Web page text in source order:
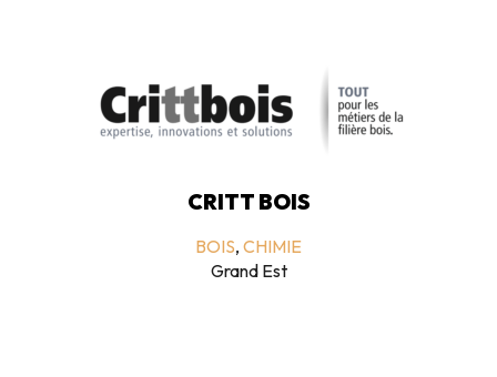
CRITT BOIS
BOIS, CHIMIE
Grand Est